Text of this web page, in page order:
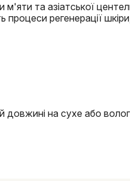
м'яти та азіатської
регенерації
довжині на сухе або